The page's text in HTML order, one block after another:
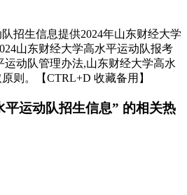
招生信息提供2024年山东财经大学
山东财经大学高水平运动队报考
动队管理办法,山东财经大学高水
则。【CTRL+D 收藏备用】
平运动队招生信息” 的相关热